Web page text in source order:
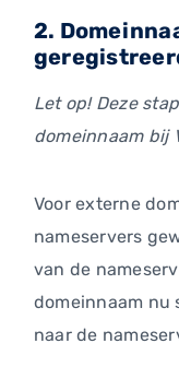
2.
Let op! Deze
domeinnaam bij
Voor externe
nameservers
van de
domeinnaam nu
naar de